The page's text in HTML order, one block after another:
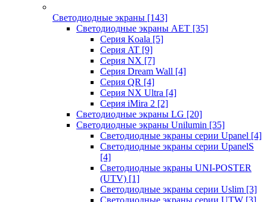
Светодиодные экраны [143]
Светодиодные экраны AET [35]
Cерия Koala [5]
Серия AT [9]
Серия NX [7]
Серия Dream Wall [4]
Серия QR [4]
Серия NX Ultra [4]
Серия iMira 2 [2]
Светодиодные экраны LG [20]
Светодиодные экраны Unilumin [35]
Светодиодные экраны серии Upanel [4]
Светодиодные экраны серии UpanelS
[4]
Светодиодные экраны UNI-POSTER
(UTV) [1]
Светодиодные экраны серии Uslim [3]
Светодиодные экраны серии UTW [3]